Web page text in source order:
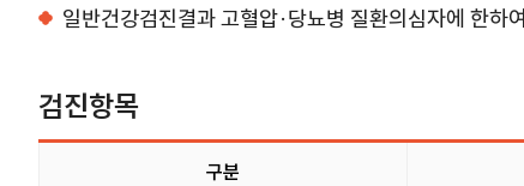
일반건강검진결과 고혈압·당뇨병 질환의심자에 한하
검진항목
구분